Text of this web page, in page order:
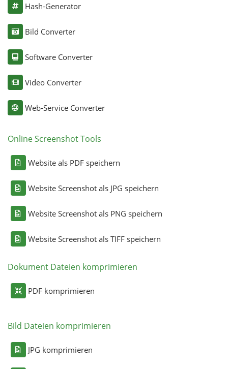
Hash-Generator
Bild Converter
Software Converter
Video Converter
Web-Service Converter
Online Screenshot Tools
Website als PDF speichern
Website Screenshot als JPG speichern
Website Screenshot als PNG speichern
Website Screenshot als TIFF speichern
Dokument Dateien komprimieren
PDF komprimieren
Bild Dateien komprimieren
JPG komprimieren